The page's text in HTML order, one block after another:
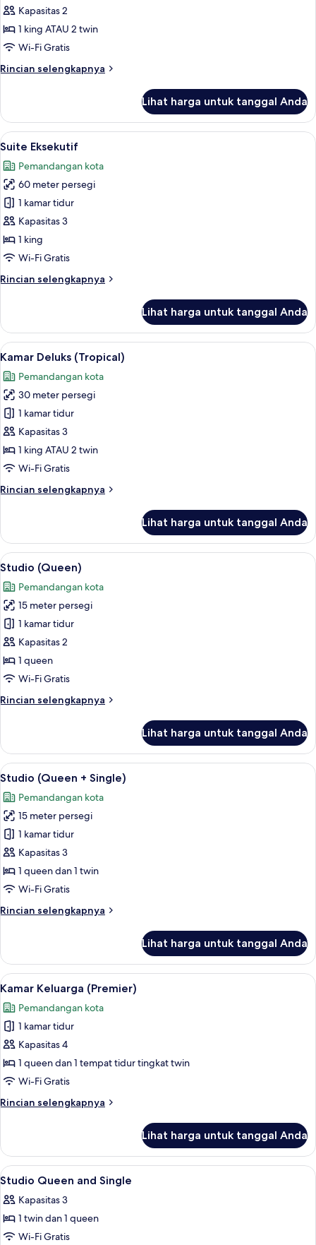
Eksekutif
(Club)
Kapasitas 2
1 king ATAU 2 twin
Wi-Fi Gratis
Rincian selengkapnya
Rincian
Kamar
Eksekutif
(Club)
Lihat harga untuk tanggal Anda
Lihat
semua
foto
untuk
Suite
Eksekutif
Suite Eksekutif | Minibar, brankas,
5
Suite Eksekutif
Pemandangan kota
60 meter persegi
1 kamar tidur
Kapasitas 3
1 king
Wi-Fi Gratis
Rincian selengkapnya
Rincian
Suite
Eksekutif
Lihat harga untuk tanggal Anda
Lihat
semua
foto
untuk
Kamar
Deluks
(Tropical)
Kamar Deluks (Tropical) |
5
Kamar Deluks (Tropical)
Pemandangan kota
30 meter persegi
1 kamar tidur
Kapasitas 3
1 king ATAU 2 twin
Wi-Fi Gratis
Rincian selengkapnya
Rincian
Kamar
Deluks
(Tropical)
Lihat harga untuk tanggal Anda
Lihat
semua
foto
untuk
Studio
(Queen)
Studio (Queen) | Pemandangan dari
5
Studio (Queen)
Pemandangan kota
15 meter persegi
1 kamar tidur
Kapasitas 2
1 queen
Wi-Fi Gratis
Rincian selengkapnya
Rincian
Studio
(Queen)
Lihat harga untuk tanggal Anda
Lihat
semua
foto
untuk
Studio
(Queen
+
Single)
Studio (Queen + Single) | Minibar,
5
Studio (Queen + Single)
Pemandangan kota
15 meter persegi
1 kamar tidur
Kapasitas 3
1 queen dan 1 twin
Wi-Fi Gratis
Rincian selengkapnya
Rincian
Studio
(Queen
+
Lihat harga untuk tanggal Anda
Lihat
semua
foto
untuk
Kamar
Keluarga
(Premier)
Kamar Keluarga (Premier) | Minibar,
5
Kamar Keluarga (Premier)
Pemandangan kota
1 kamar tidur
Kapasitas 4
1 queen dan 1 tempat tidur tingkat twin
Wi-Fi Gratis
Rincian selengkapnya
Rincian
Kamar
Keluarga
(Premier)
Lihat harga untuk tanggal Anda
Lihat
semua
foto
untuk
Studio
Minibar, brankas, meja kerja, dan
6
Studio Queen and Single
Kapasitas 3
1 twin dan 1 queen
Wi-Fi Gratis